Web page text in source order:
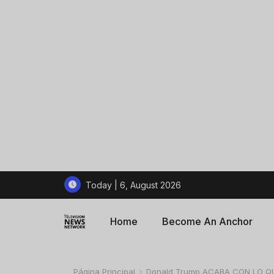
Today | 6, August 2026
Home Become An Anchor
Página Principal Donald Trump ACABA CON LO